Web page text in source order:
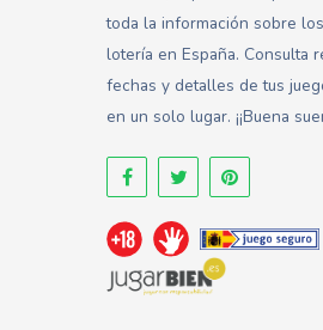
toda la información sobre
lotería en España. Consulta
fechas y detalles de tus
en un solo lugar. ¡¡Buena